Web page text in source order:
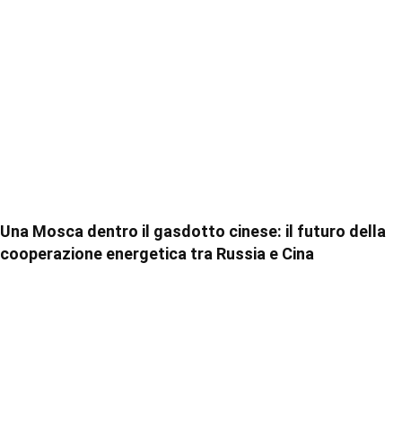
Una Mosca dentro il gasdotto cinese: il futuro della
cooperazione energetica tra Russia e Cina